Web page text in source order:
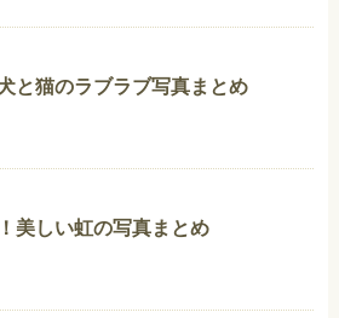
と猫のラブラブ写真まとめ
美しい虹の写真まとめ